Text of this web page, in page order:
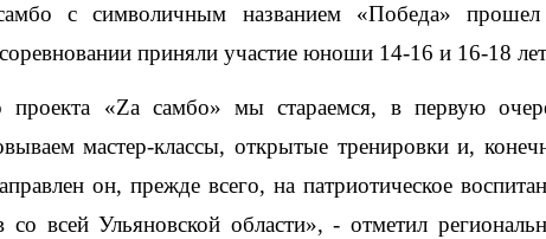
с символичным названием «Победа» прошел
приняли участие юноши 14-16 и 16-18
проекта «Zа самбо» мы стараемся, в первую
мастер-классы, открытые тренировки и,
он, прежде всего, на патриотическое
со всей Ульяновской области», - отметил